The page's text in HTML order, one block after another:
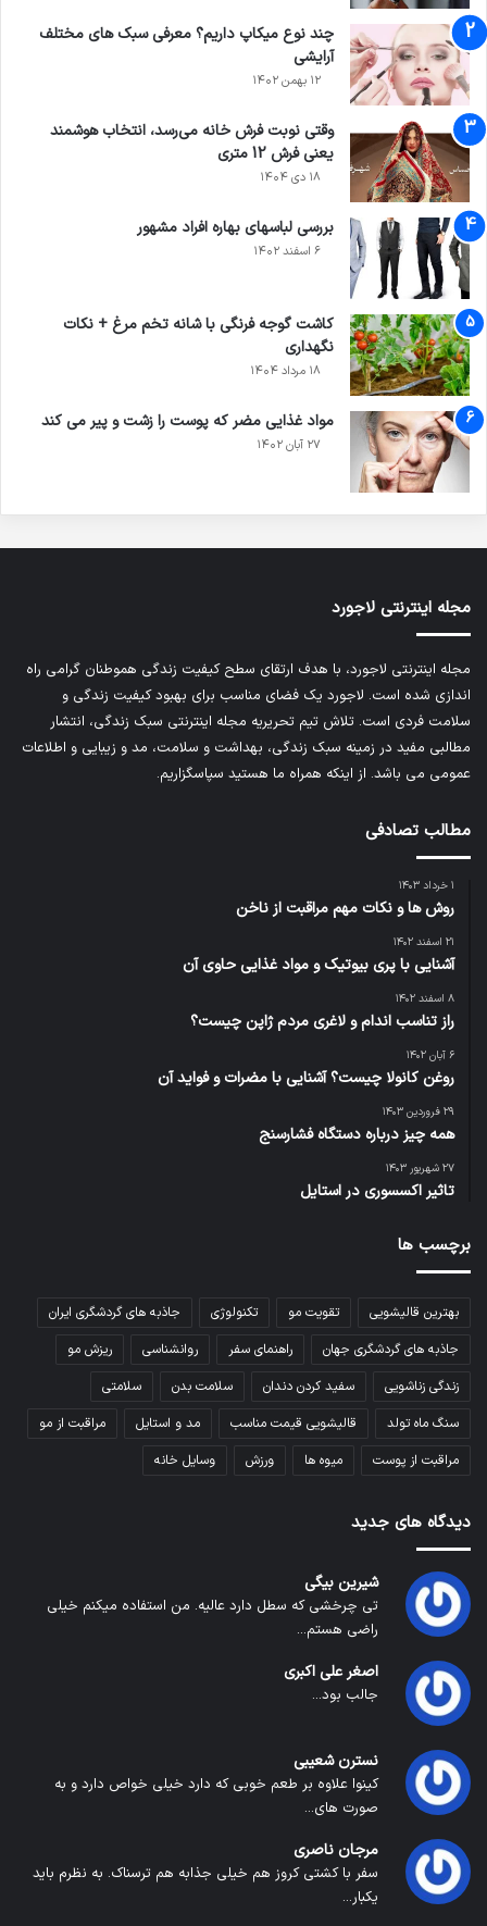
چند نوع میکاپ داریم؟ معرفی سبک های مختلف
آرایشی
۱۲ بهمن ۱۴۰۲
وقتی نوبت فرش خانه می‌رسد، انتخاب هوشمند
یعنی فرش 12 متری
۱۸ دی ۱۴۰۴
بررسی لباس­های بهاره افراد مشهور
۶ اسفند ۱۴۰۲
کاشت گوجه فرنگی با شانه تخم مرغ + نکات
نگهداری
۱۸ مرداد ۱۴۰۴
مواد غذایی مضر که پوست را زشت و پیر می کند
۲۷ آبان ۱۴۰۲
مجله اینترنتی لاجورد
مجله اینترنتی لاجورد، با هدف ارتقای سطح کیفیت زندگی هموطنان گرامی راه
اندازی شده است. لاجورد یک فضای مناسب برای بهبود کیفیت زندگی و
سلامت فردی است. تلاش تیم تحریریه مجله اینترنتی سبک زندگی، انتشار
مطالبی مفید در زمینه سبک زندگی، بهداشت و سلامت، مد و زیبایی و اطلاعات
عمومی می باشد. از اینکه همراه ما هستید سپاسگزاریم.
مطالب تصادفی
۱ خرداد ۱۴۰۳
روش ها و نکات مهم مراقبت از ناخن
۲۱ اسفند ۱۴۰۲
آشنایی با پری بیوتیک و مواد غذایی حاوی آن
۸ اسفند ۱۴۰۲
راز تناسب اندام و لاغری مردم ژاپن چیست؟
۶ آبان ۱۴۰۲
روغن کانولا چیست؟ آشنایی با مضرات و فواید آن
۲۹ فروردین ۱۴۰۳
همه چیز درباره دستگاه فشارسنج
۲۷ شهریور ۱۴۰۳
تاثیر اکسسوری در استایل
برچسب ها
بهترین قالیشویی تقویت مو تکنولوژی
جاذبه های گردشگری ایران
جاذبه های گردشگری جهان
راهنمای سفر روانشناسی
ریزش مو
زندگی زناشویی
سفید کردن دندان سلامت بدن
سلامتی
سنگ ماه تولد
قالیشویی قیمت مناسب مد و استایل
مراقبت از مو
مراقبت از پوست
میوه ها ورزش وسایل خانه
دیدگاه های جدید
شیرین بیگی
تی چرخشی که سطل دارد عالیه. من استفاده میکنم خیلی
راضی هستم...
اصغر علی اکبری
جالب بود...
نسترن شعیبی
کینوا علاوه بر طعم خوبی که دارد خیلی خواص دارد و به
صورت های...
مرجان ناصری
سفر با کشتی کروز هم خیلی جذابه هم ترسناک. به نظرم باید
یکبار...